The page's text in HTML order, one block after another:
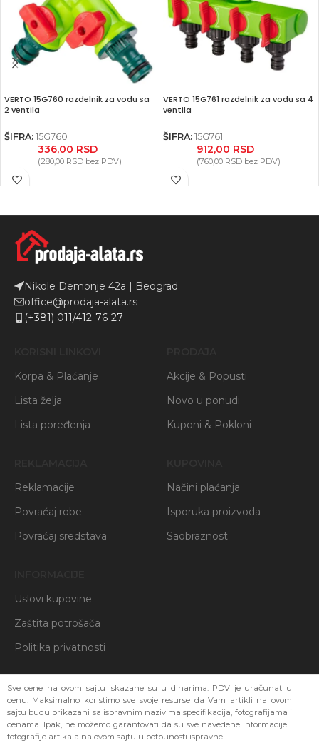
VERTO 15G760 razdelnik za vodu sa
2 ventila
ŠIFRA: 15G760
336,00 RSD
(280,00 RSD bez PDV)
VERTO 15G761 razdelnik za vodu sa 4
ventila
ŠIFRA: 15G761
912,00 RSD
(760,00 RSD bez PDV)
Nikole Demonje 42a | Beograd
office@prodaja-alata.rs
(+381) 011/412-76-27
Korpa & Plaćanje
Lista želja
Lista poređenja
Akcije & Popusti
Novo u ponudi
Kuponi & Pokloni
Reklamacije
Povraćaj robe
Povraćaj sredstava
Načini plaćanja
Isporuka proizvoda
Saobraznost
Uslovi kupovine
Zaštita potrošača
Politika privatnosti
Sve cene na ovom sajtu iskazane su u dinarima. PDV je uračunat u
cenu. Maksimalno koristimo sve svoje resurse da Vam artikli na ovom
sajtu budu prikazani sa ispravnim nazivima specifikacija, fotografijama i
cenama. Ipak, ne možemo garantovati da su sve navedene informacije i
fotografije artikala na ovom sajtu u potpunosti ispravne.